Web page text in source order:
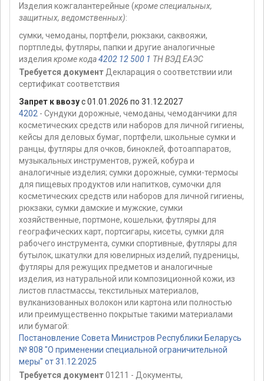
Изделия кожгалантерейные (кроме специальных,
защитных, ведомственных):
сумки, чемоданы, портфели, рюкзаки, саквояжи,
портпледы, футляры, папки и другие аналогичные
изделия кроме кода4202 12 500 1 ТН ВЭД ЕАЭС
Требуется документ Декларация о соответствии или
сертификат соответствия
Запрет к ввозус 01.01.2026 по 31.12.2027
4202 - Сундуки дорожные, чемоданы, чемоданчики для
косметических средств или наборов для личной гигиены,
кейсы для деловых бумаг, портфели, школьные сумки и
ранцы, футляры для очков, биноклей, фотоаппаратов,
музыкальных инструментов, ружей, кобура и
аналогичные изделия; сумки дорожные, сумки-термосы
для пищевых продуктов или напитков, сумочки для
косметических средств или наборов для личной гигиены,
рюкзаки, сумки дамские и мужские, сумки
хозяйственные, портмоне, кошельки, футляры для
географических карт, портсигары, кисеты, сумки для
рабочего инструмента, сумки спортивные, футляры для
бутылок, шкатулки для ювелирных изделий, пудреницы,
футляры для режущих предметов и аналогичные
изделия, из натуральной или композиционной кожи, из
листов пластмассы, текстильных материалов,
вулканизованных волокон или картона или полностью
или преимущественно покрытые такими материалами
или бумагой:
Постановление Совета Министров Республики Беларусь
№ 808 "О применении специальной ограничительной
меры" от 31.12.2025
Требуется документ01211 - Документы,